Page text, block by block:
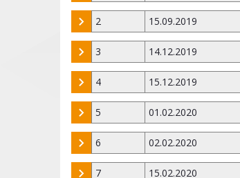
2 15.09.2019
3 14.12.2019
4 15.12.2019
5 01.02.2020
6 02.02.2020
7 15.02.2020